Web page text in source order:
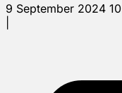
9 September 2024